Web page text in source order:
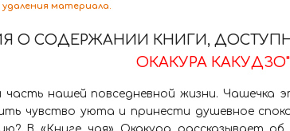
материала.
О СОДЕРЖАНИИ КНИГИ,
ОКАКУРА
часть нашей повседневной жизни. Чашечка
чувство уюта и принести душевное